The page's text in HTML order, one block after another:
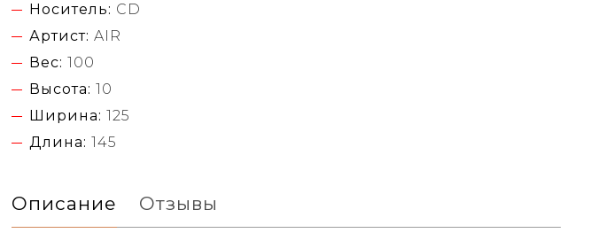
Носитель: CD
Артист: AIR
Вес: 100
Высота: 10
Ширина: 125
Длина: 145
Описание Отзывы